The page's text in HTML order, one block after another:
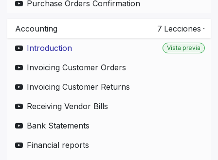
Purchase Orders Confirmation
Accounting 7 Lecciones ·
Introduction
Vista previa
Invoicing Customer Orders
Invoicing Customer Returns
Receiving Vendor Bills
Bank Statements
Financial reports